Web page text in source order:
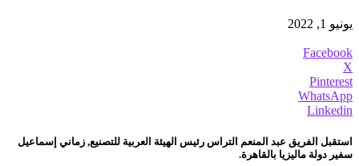
يونيو 1, 2022
Facebook
X
Pinterest
WhatsApp
Linkedin
استقبل الفريق عبد المنعم التراس رئيس الهيئة العربية للتصنيع, زماني إسماعيل
سفير دولة ماليزيا بالقاهرة.